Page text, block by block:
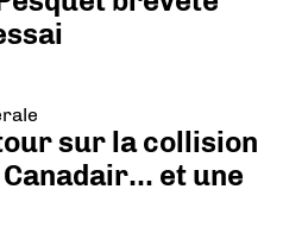
sur la collision
et une